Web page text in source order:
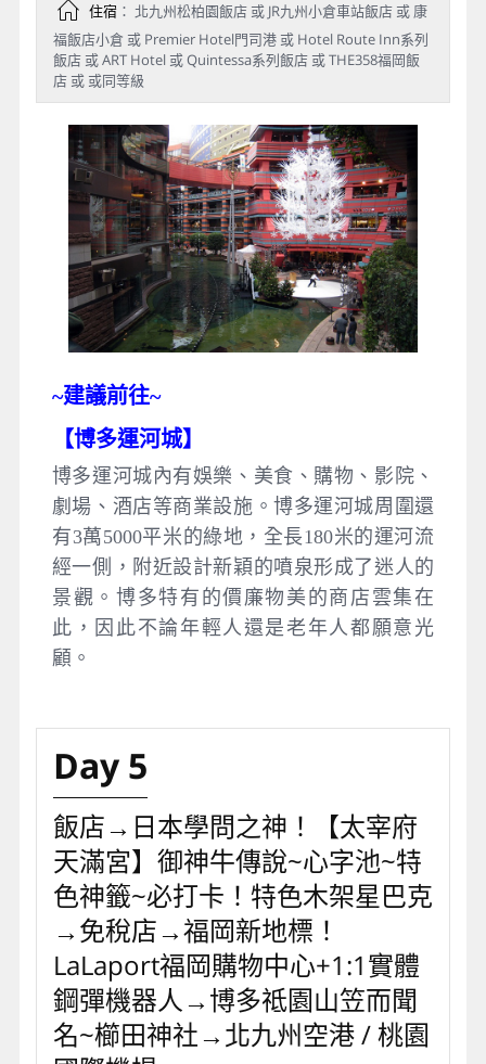
住宿： 北九州松柏園飯店 或 JR九州小倉車站飯店 或 康
福飯店小倉 或 Premier Hotel門司港 或 Hotel Route Inn系列
飯店 或 ART Hotel 或 Quintessa系列飯店 或 THE358福岡飯
店 或 或同等級
~建議前往~
【博多運河城】
博多運河城內有娛樂、美食、購物、影院、
劇場、酒店等商業設施。博多運河城周圍還
有3萬5000平米的綠地，全長180米的運河流
經一側，附近設計新穎的噴泉形成了迷人的
景觀。博多特有的價廉物美的商店雲集在
此，因此不論年輕人還是老年人都願意光
顧。
Day 5
飯店→日本學問之神！【太宰府
天滿宮】御神牛傳說~心字池~特
色神籤~必打卡！特色木架星巴克
→免稅店→福岡新地標！
LaLaport福岡購物中心+1:1實體
鋼彈機器人→博多祗園山笠而聞
名~櫛田神社→北九州空港 / 桃園